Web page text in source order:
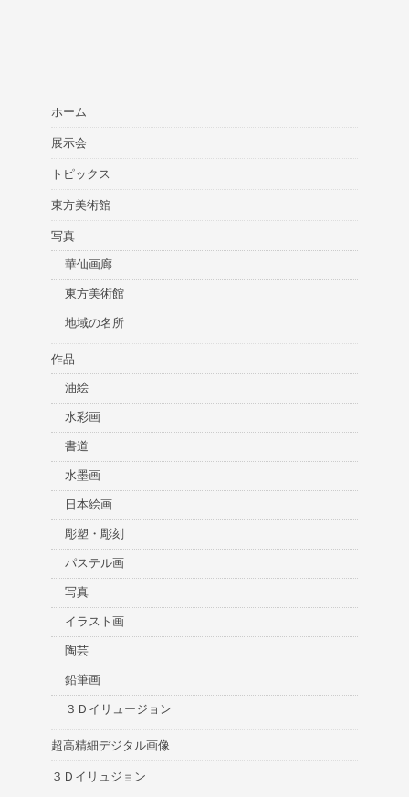
ホーム
展示会
トピックス
東方美術館
写真
華仙画廊
東方美術館
地域の名所
作品
油絵
水彩画
書道
水墨画
日本絵画
彫塑・彫刻
パステル画
写真
イラスト画
陶芸
鉛筆画
３Ｄイリュージョン
超高精細デジタル画像
３Ｄイリュジョン